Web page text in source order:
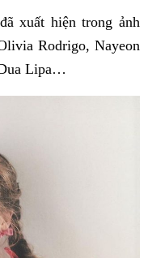
xuất hiện trong ảnh
Rodrigo, Nayeon
Lipa…